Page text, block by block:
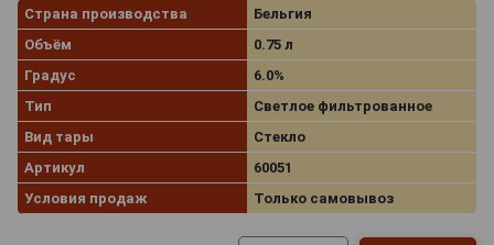
Страна производства
Бельгия
Объём
0.75 л
Градус
6.0%
Тип
Светлое фильтрованное
Вид тары
Стекло
Артикул
60051
Условия продаж
Только самовывоз